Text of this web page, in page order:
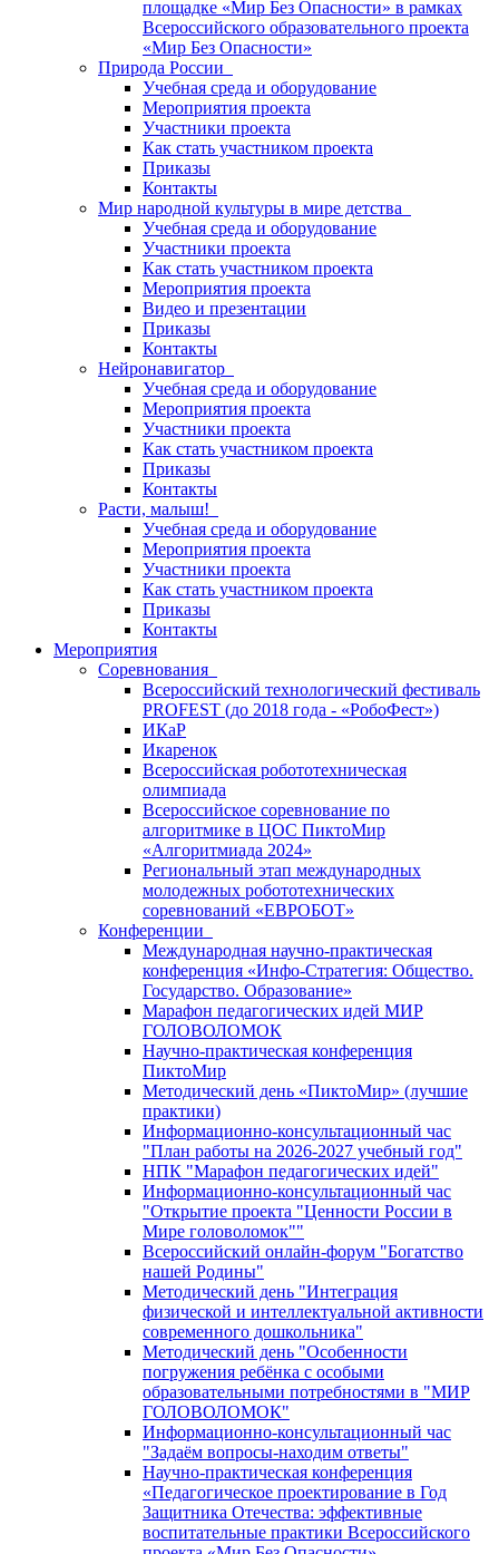
площадке «Мир Без Опасности» в рамках
Всероссийского образовательного проекта
«Мир Без Опасности»
Природа России
Учебная среда и оборудование
Мероприятия проекта
Участники проекта
Как стать участником проекта
Приказы
Контакты
Мир народной культуры в мире детства
Учебная среда и оборудование
Участники проекта
Как стать участником проекта
Мероприятия проекта
Видео и презентации
Приказы
Контакты
Нейронавигатор
Учебная среда и оборудование
Мероприятия проекта
Участники проекта
Как стать участником проекта
Приказы
Контакты
Расти, малыш!
Учебная среда и оборудование
Мероприятия проекта
Участники проекта
Как стать участником проекта
Приказы
Контакты
Мероприятия
Соревнования
Всероссийский технологический фестиваль
PROFEST (до 2018 года - «РобоФест»)
ИКаР
Икаренок
Всероссийская робототехническая
олимпиада
Всероссийское соревнование по
алгоритмике в ЦОС ПиктоМир
«Алгоритмиада 2024»
Региональный этап международных
молодежных робототехнических
соревнований «ЕВРОБОТ»
Конференции
Международная научно-практическая
конференция «Инфо-Стратегия: Общество.
Государство. Образование»
Марафон педагогических идей МИР
ГОЛОВОЛОМОК
Научно-практическая конференция
ПиктоМир
Методический день «ПиктоМир» (лучшие
практики)
Информационно-консультационный час
"План работы на 2026-2027 учебный год"
НПК "Марафон педагогических идей"
Информационно-консультационный час
"Открытие проекта "Ценности России в
Мире головоломок""
Всероссийский онлайн-форум "Богатство
нашей Родины"
Методический день "Интеграция
физической и интеллектуальной активности
современного дошкольника"
Методический день "Особенности
погружения ребёнка с особыми
образовательными потребностями в "МИР
ГОЛОВОЛОМОК"
Информационно-консультационный час
"Задаём вопросы-находим ответы"
Научно-практическая конференция
«Педагогическое проектирование в Год
Защитника Отечества: эффективные
воспитательные практики Всероссийского